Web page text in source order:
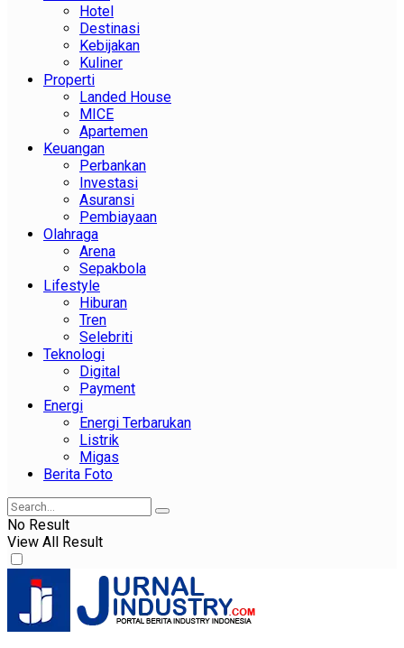
Hotel
Destinasi
Kebijakan
Kuliner
Properti
Landed House
MICE
Apartemen
Keuangan
Perbankan
Investasi
Asuransi
Pembiayaan
Olahraga
Arena
Sepakbola
Lifestyle
Hiburan
Tren
Selebriti
Teknologi
Digital
Payment
Energi
Energi Terbarukan
Listrik
Migas
Berita Foto
No Result
View All Result